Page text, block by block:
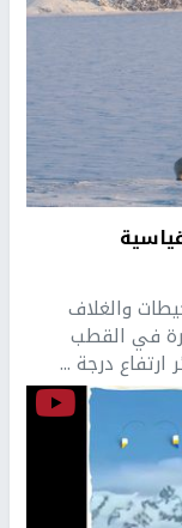
والغلاف
في القطب
ارتفاع درجة ...